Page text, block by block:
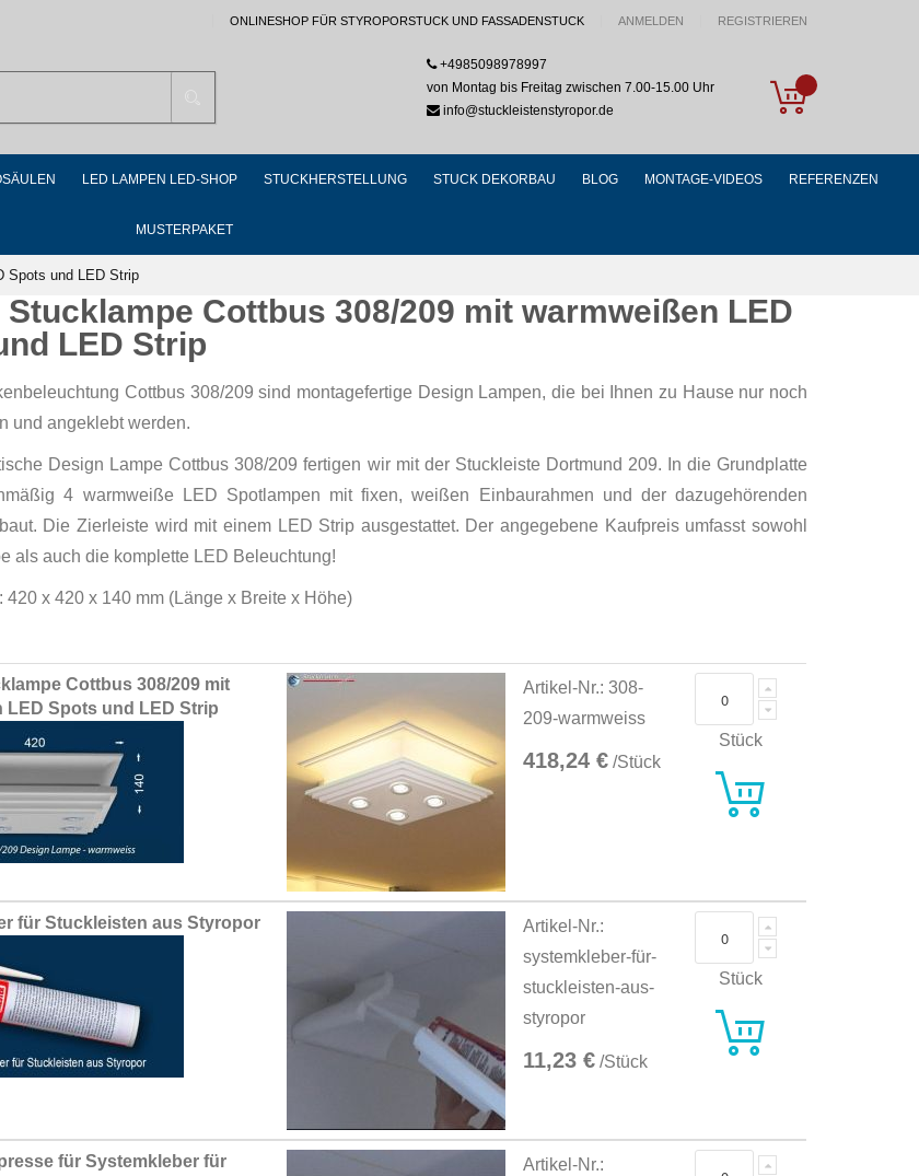
ONLINESHOP FÜR STYROPORSTUCK UND FASSADENSTUCK ANMELDEN REGISTRIEREN
My Cart
+4985098978997
von Montag bis Freitag zwischen 7.00-15.00 Uhr
info@stuckleistenstyropor.de
LED LAMPEN LED-SHOP STUCKHERSTELLUNG STUCK DEKORBAU BLOG MONTAGE-VIDEOS REFERENZEN
MUSTERPAKET
Spots und LED Strip
Stucklampe Cottbus 308/209 mit warmweißen LED
LED Strip
Cottbus 308/209 sind montagefertige Design Lampen, die bei Ihnen zu Hause nur noch
und angeklebt werden.
Design Lampe Cottbus 308/209 fertigen wir mit der Stuckleiste Dortmund 209. In die Grundplatte
4 warmweiße LED Spotlampen mit fixen, weißen Einbaurahmen und der dazugehörenden
Die Zierleiste wird mit einem LED Strip ausgestattet. Der angegebene Kaufpreis umfasst sowohl
als auch die komplette LED Beleuchtung!
420 x 420 x 140 mm (Länge x Breite x Höhe)
Cottbus 308/209 mit
LED Spots und LED Strip
Artikel-Nr.: 308-
209-warmweiss
418,24 € /Stück
Stück
für Stuckleisten aus Styropor
Artikel-Nr.:
systemkleber-für-
stuckleisten-aus-
styropor
11,23 € /Stück
Stück
für Systemkleber für
Artikel-Nr.: